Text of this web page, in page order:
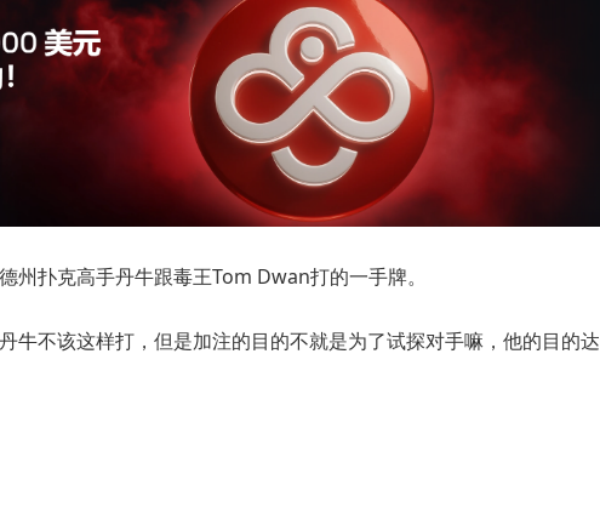
州扑克高手丹牛跟毒王Tom Dwan打的一手牌。
牛不该这样打，但是加注的目的不就是为了试探对手嘛，他的目的达